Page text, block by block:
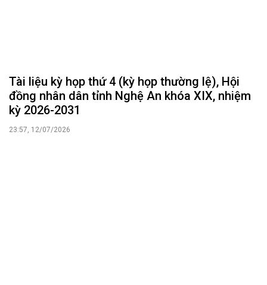
Tài liệu kỳ họp thứ 4 (kỳ họp thường lệ), Hội
đồng nhân dân tỉnh Nghệ An khóa XIX, nhiệm
kỳ 2026-2031
23:57, 12/07/2026